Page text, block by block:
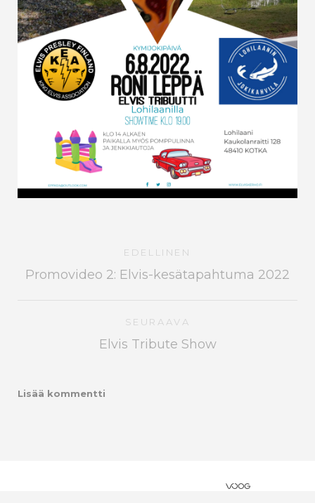
EDELLINEN
Promovideo 2: Elvis-kesätapahtuma 2022
SEURAAVA
Elvis Tribute Show
Lisää kommentti